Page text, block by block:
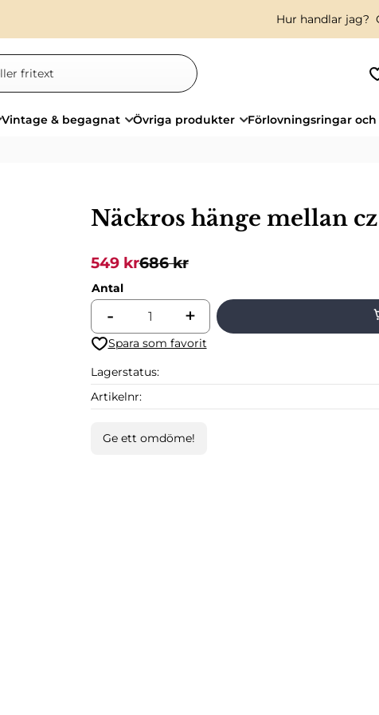
Hur handlar jag?
Vintage & begagnat Övriga produkter Förlovningsringar
Näckros hänge mellan
Nedsatt pris:
549krOrdinarie pris:
686kr
Antal
+
-
Lägg till i favoriter
Lagerstatus
Artikelnr
Ge ett omdöme!